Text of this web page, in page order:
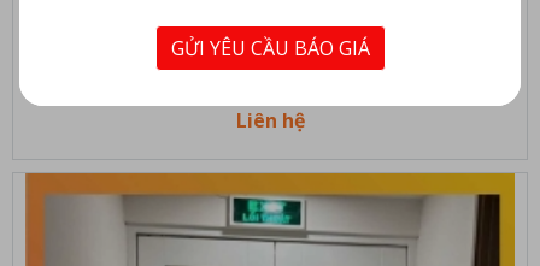
Liên hệ
GỬI YÊU CẦU BÁO GIÁ